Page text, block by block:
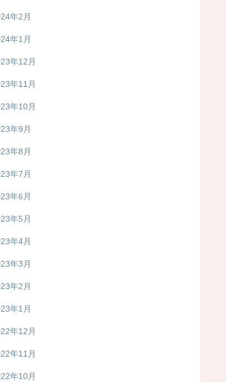
年2月
年1月
年12月
年11月
年10月
年9月
年8月
年7月
年6月
年5月
年4月
年3月
年2月
年1月
年12月
年11月
年10月